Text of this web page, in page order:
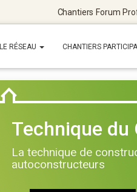
Chantiers Forum
LE RÉSEAU CHANTIERS
Technique du
La technique de
autoconstructeurs